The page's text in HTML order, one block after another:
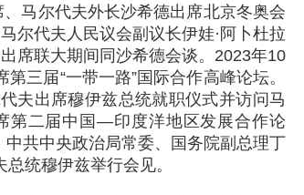
马尔代夫外长沙希德出席北京冬奥会
尔代夫人民议会副议长伊娃·阿卜杜拉
席联大期间同沙希德会谈。2023年10
三届“一带一路”国际合作高峰论坛。
夫出席穆伊兹总统就职仪式并访问马
第二届中国—印度洋地区发展合作论
共中央政治局常委、国务院副总理丁
统穆伊兹举行会见。